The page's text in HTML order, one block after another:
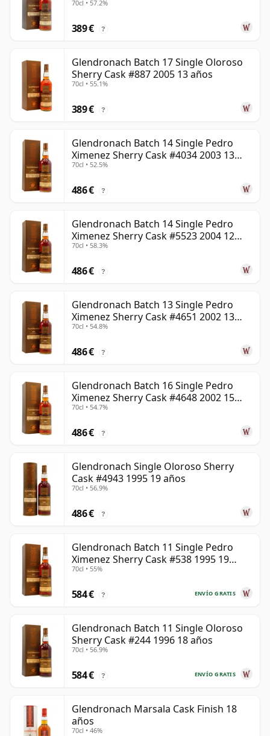
años
70cl • 57.2%
389 € ?
Glendronach Batch 17 Single Oloroso
Sherry Cask #887 2005 13 años
70cl • 55.1%
389 € ?
Glendronach Batch 14 Single Pedro
Ximenez Sherry Cask #4034 2003 13
años
70cl • 52.5%
486 € ?
Glendronach Batch 14 Single Pedro
Ximenez Sherry Cask #5523 2004 12
años
70cl • 58.3%
486 € ?
Glendronach Batch 13 Single Pedro
Ximenez Sherry Cask #4651 2002 13
años
70cl • 54.8%
486 € ?
Glendronach Batch 16 Single Pedro
Ximenez Sherry Cask #4648 2002 15
años
70cl • 54.7%
486 € ?
Glendronach Single Oloroso Sherry
Cask #4943 1995 19 años
70cl • 56.9%
486 € ?
Glendronach Batch 11 Single Pedro
Ximenez Sherry Cask #538 1995 19
años
70cl • 55%
ENVÍO GRATIS
584 € ?
Glendronach Batch 11 Single Oloroso
Sherry Cask #244 1996 18 años
70cl • 56.9%
ENVÍO GRATIS
584 € ?
Glendronach Marsala Cask Finish 18
años
70cl • 46%